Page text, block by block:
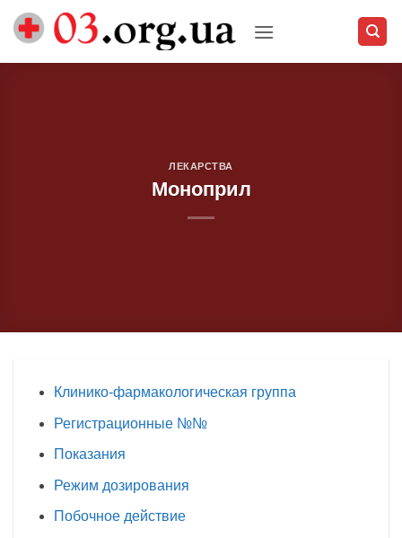
Skip
ЛЕКАРСТВА
Моноприл
Клинико-фармакологическая группа
Регистрационные №№
Показания
Режим дозирования
Побочное действие